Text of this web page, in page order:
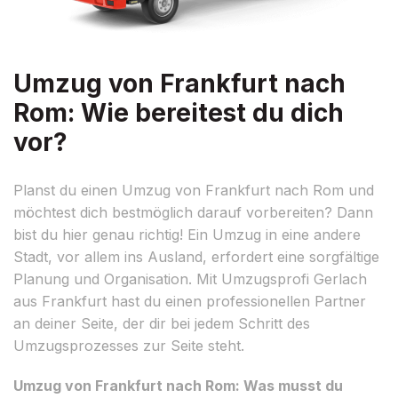
Umzug von Frankfurt nach
Rom: Wie bereitest du dich
vor?
Planst du einen Umzug von Frankfurt nach Rom und
möchtest dich bestmöglich darauf vorbereiten? Dann
bist du hier genau richtig! Ein Umzug in eine andere
Stadt, vor allem ins Ausland, erfordert eine sorgfältige
Planung und Organisation. Mit Umzugsprofi Gerlach
aus Frankfurt hast du einen professionellen Partner
an deiner Seite, der dir bei jedem Schritt des
Umzugsprozesses zur Seite steht.
Umzug von Frankfurt nach Rom: Was musst du